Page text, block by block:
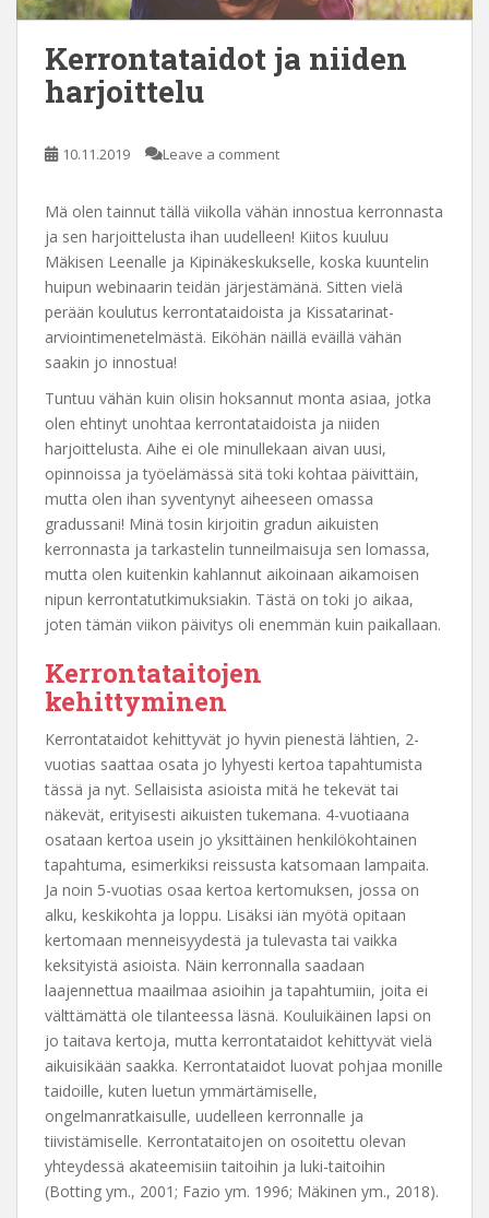
Kerrontataidot ja niiden
harjoittelu
10.11.2019 Leave a comment
Mä olen tainnut tällä viikolla vähän innostua kerronnasta
ja sen harjoittelusta ihan uudelleen! Kiitos kuuluu
Mäkisen Leenalle ja Kipinäkeskukselle, koska kuuntelin
huipun webinaarin teidän järjestämänä. Sitten vielä
perään koulutus kerrontataidoista ja Kissatarinat-
arviointimenetelmästä. Eiköhän näillä eväillä vähän
saakin jo innostua!
Tuntuu vähän kuin olisin hoksannut monta asiaa, jotka
olen ehtinyt unohtaa kerrontataidoista ja niiden
harjoittelusta. Aihe ei ole minullekaan aivan uusi,
opinnoissa ja työelämässä sitä toki kohtaa päivittäin,
mutta olen ihan syventynyt aiheeseen omassa
gradussani! Minä tosin kirjoitin gradun aikuisten
kerronnasta ja tarkastelin tunneilmaisuja sen lomassa,
mutta olen kuitenkin kahlannut aikoinaan aikamoisen
nipun kerrontatutkimuksiakin. Tästä on toki jo aikaa,
joten tämän viikon päivitys oli enemmän kuin paikallaan.
Kerrontataitojen
kehittyminen
Kerrontataidot kehittyvät jo hyvin pienestä lähtien, 2-
vuotias saattaa osata jo lyhyesti kertoa tapahtumista
tässä ja nyt. Sellaisista asioista mitä he tekevät tai
näkevät, erityisesti aikuisten tukemana. 4-vuotiaana
osataan kertoa usein jo yksittäinen henkilökohtainen
tapahtuma, esimerkiksi reissusta katsomaan lampaita.
Ja noin 5-vuotias osaa kertoa kertomuksen, jossa on
alku, keskikohta ja loppu. Lisäksi iän myötä opitaan
kertomaan menneisyydestä ja tulevasta tai vaikka
keksityistä asioista. Näin kerronnalla saadaan
laajennettua maailmaa asioihin ja tapahtumiin, joita ei
välttämättä ole tilanteessa läsnä. Kouluikäinen lapsi on
jo taitava kertoja, mutta kerrontataidot kehittyvät vielä
aikuisikään saakka. Kerrontataidot luovat pohjaa monille
taidoille, kuten luetun ymmärtämiselle,
ongelmanratkaisulle, uudelleen kerronnalle ja
tiivistämiselle. Kerrontataitojen on osoitettu olevan
yhteydessä akateemisiin taitoihin ja luki-taitoihin
(Botting ym., 2001; Fazio ym. 1996; Mäkinen ym., 2018).